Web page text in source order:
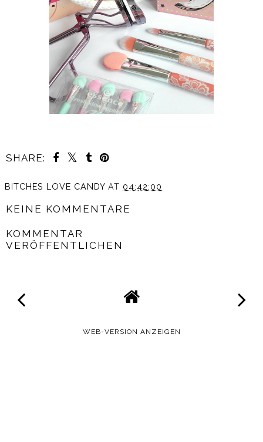
SHARE:
BITCHES LOVE CANDY AT 04:42:00
KEINE KOMMENTARE
KOMMENTAR
VERÖFFENTLICHEN
WEB-VERSION ANZEIGEN